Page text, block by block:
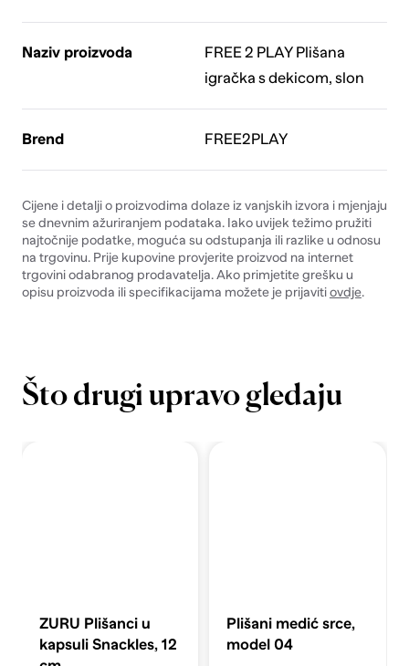
Naziv proizvoda
FREE 2 PLAY Plišana
igračka s dekicom, slon
Brend FREE2PLAY
Cijene i detalji o proizvodima dolaze iz vanjskih izvora i mjenjaju
se dnevnim ažuriranjem podataka. Iako uvijek težimo pružiti
najtočnije podatke, moguća su odstupanja ili razlike u odnosu
na trgovinu. Prije kupovine provjerite proizvod na internet
trgovini odabranog prodavatelja. Ako primjetite grešku u
opisu proizvoda ili specifikacijama možete je prijavitiovdje.
Što drugi upravo gledaju
ZURU Plišanci u
kapsuli Snackles, 12
Plišani medić srce,
model 04